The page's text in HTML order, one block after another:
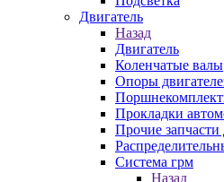
Двигатель
Назад
Двигатель
Коленчатые валы
Опоры
Прокладки
Прочие запчасти
Система грм
Назад